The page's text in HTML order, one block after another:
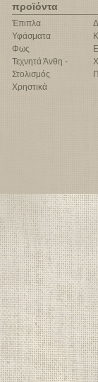
προϊόντα
Έπιπλα
Υφάσματα
Φως
Τεχνητά Άνθη -
Στολισμός
Χρηστικά